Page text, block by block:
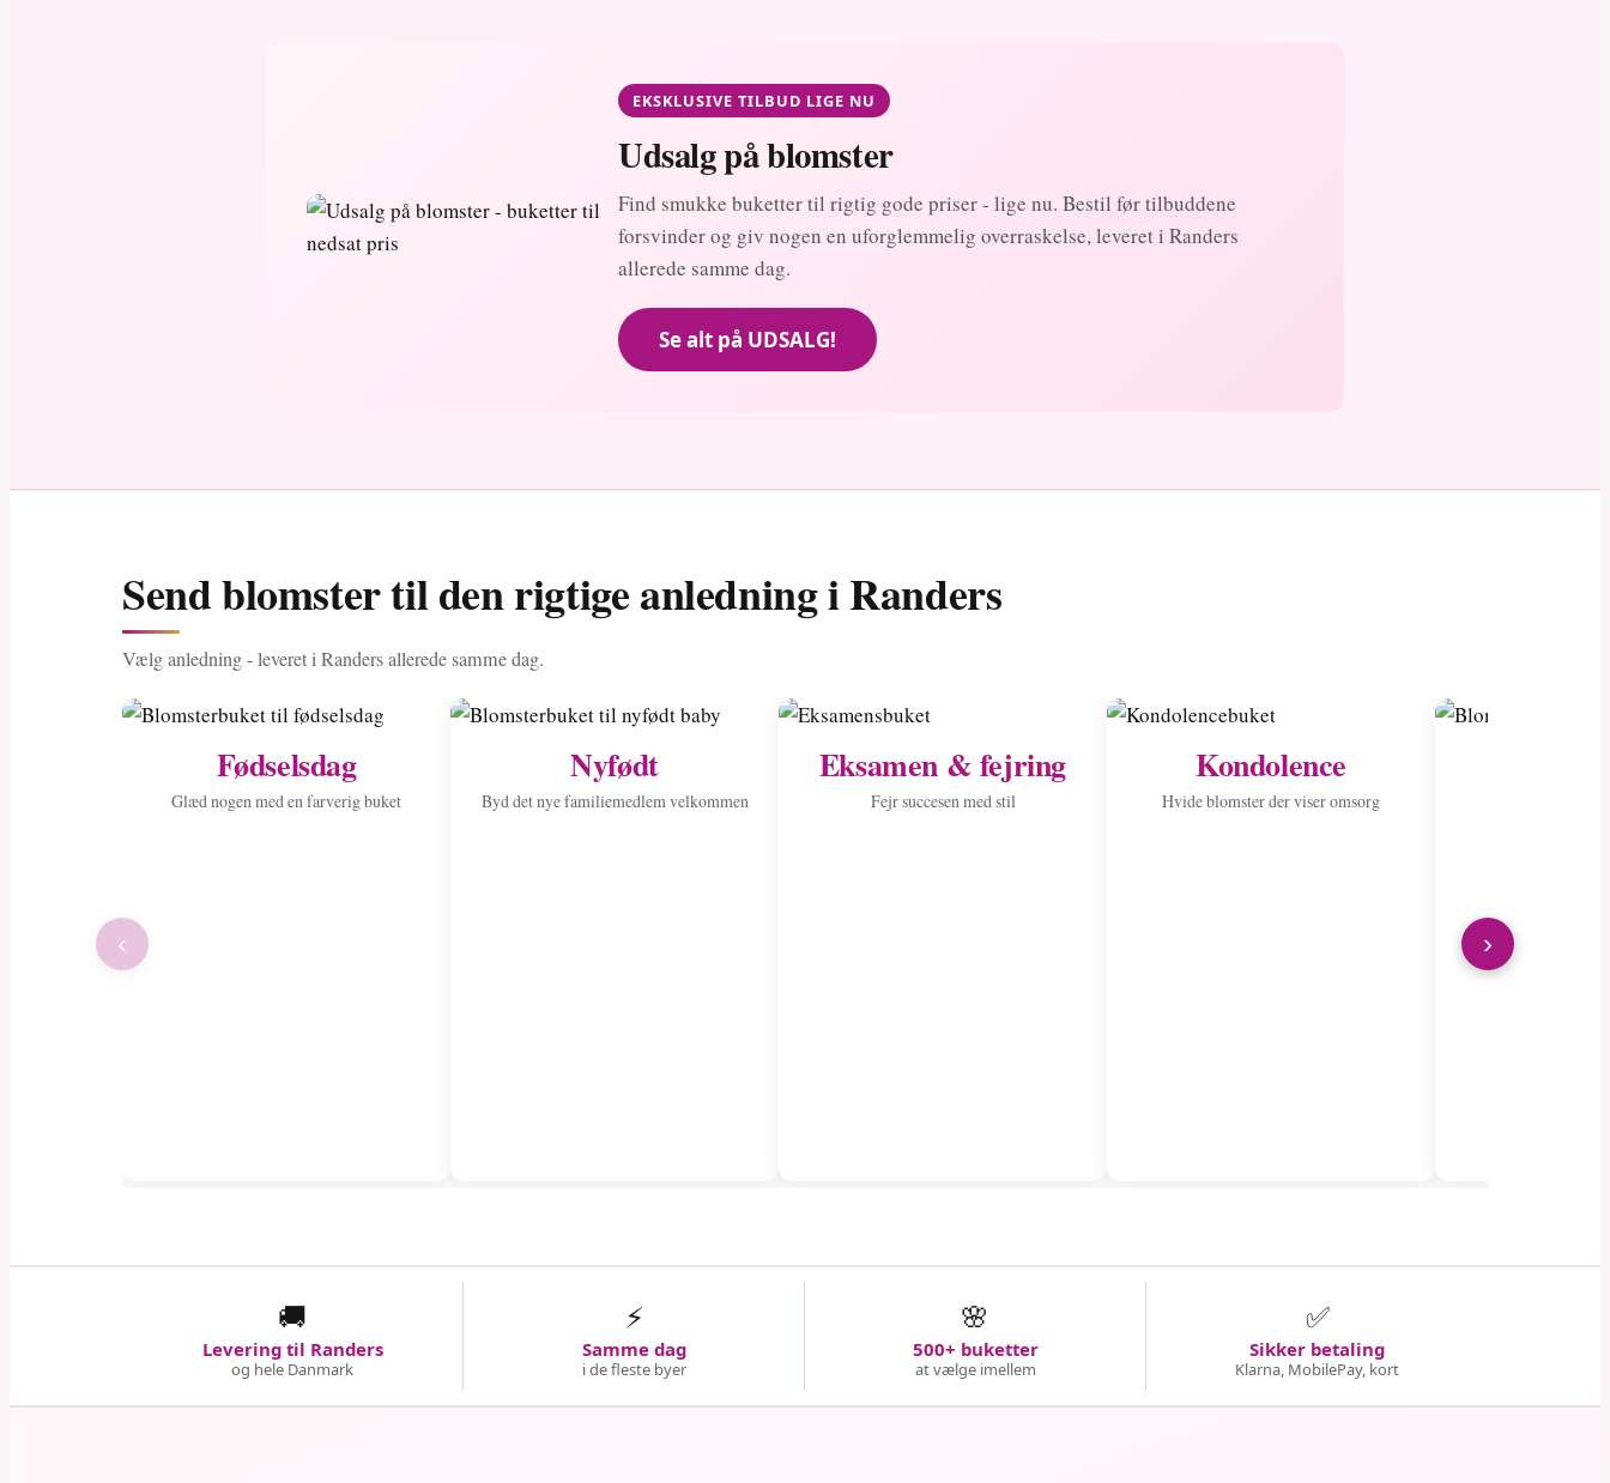
EKSKLUSIVE TILBUD LIGE NU
Udsalg på blomster
Find smukke buketter til rigtig gode priser - lige nu. Bestil før tilbuddene
forsvinder og giv nogen en uforglemmelig overraskelse, leveret i Randers
allerede samme dag.
Se alt på UDSALG!
Send blomster til den rigtige anledning i Randers
Vælg anledning - leveret i Randers allerede samme dag.
Fødselsdag
Glæd nogen med en farverig buket
Nyfødt
Byd det nye familiemedlem velkommen
Eksamen & fejring
Fejr succesen med stil
Kondolence
Hvide blomster der viser omsorg
‹ ›
🚚
Levering til Randers
og hele Danmark
⚡
Samme dag
i de fleste byer
🌸
500+ buketter
at vælge imellem
✅
Sikker betaling
Klarna, MobilePay, kort